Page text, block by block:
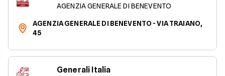
AGENZIA GENERALE DI BENEVENTO
AGENZIA GENERALE DI BENEVENTO - VIA TRAIANO,
45
Generali Italia